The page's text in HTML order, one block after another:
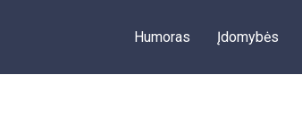
Humoras Įdomybės